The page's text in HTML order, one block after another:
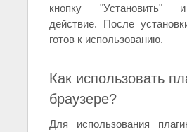
кнопку "Установить"
действие. После
готов к использованию.
Как использовать
браузере?
Для использования